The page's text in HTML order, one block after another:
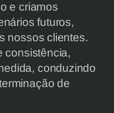
e criamos
futuros,
nossos clientes.
consistência,
conduzindo
de